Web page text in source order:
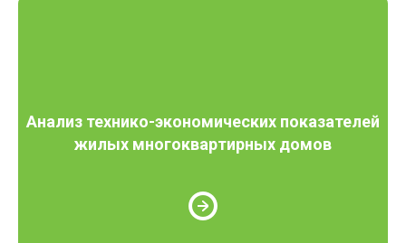
Анализ технико-экономических показателей
жилых многоквартирных домов